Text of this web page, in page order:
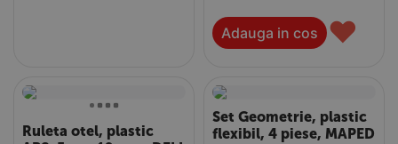
Adauga in cos ♥
Ruleta otel, plastic
Set Geometrie, plastic
flexibil, 4 piese, MAPED